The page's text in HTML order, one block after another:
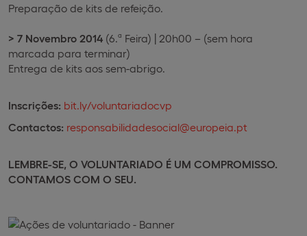
Preparação de kits de refeição.
> 7 Novembro 2014 (6.ª Feira) | 20h00 – (sem hora
marcada para terminar)
Entrega de kits aos sem-abrigo.
Inscrições: bit.ly/voluntariadocvp
Contactos: responsabilidadesocial@europeia.pt
LEMBRE-SE, O VOLUNTARIADO É UM COMPROMISSO.
CONTAMOS COM O SEU.